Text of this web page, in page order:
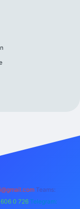
Teams:
0 726 Telegram: